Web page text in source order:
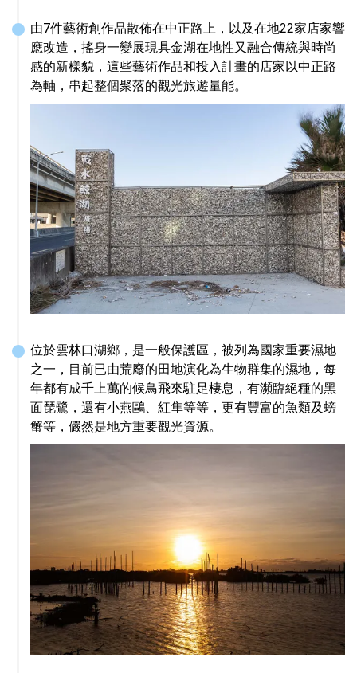
由7件藝術創作品散佈在中正路上，以及在地22家店家響
應改造，搖身一變展現具金湖在地性又融合傳統與時尚
感的新樣貌，這些藝術作品和投入計畫的店家以中正路
為軸，串起整個聚落的觀光旅遊量能。
位於雲林口湖鄉，是一般保護區，被列為國家重要濕地
之一，目前已由荒廢的田地演化為生物群集的濕地，每
年都有成千上萬的候鳥飛來駐足棲息，有瀕臨絕種的黑
面琵鷺，還有小燕鷗、紅隼等等，更有豐富的魚類及螃
蟹等，儼然是地方重要觀光資源。